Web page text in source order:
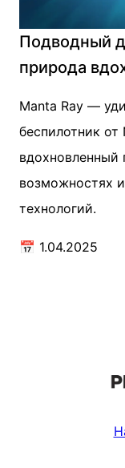
Подводный
природа
Manta Ray —
беспилотник
вдохновленный
возможностях
технологий.
📅 1.04.2025